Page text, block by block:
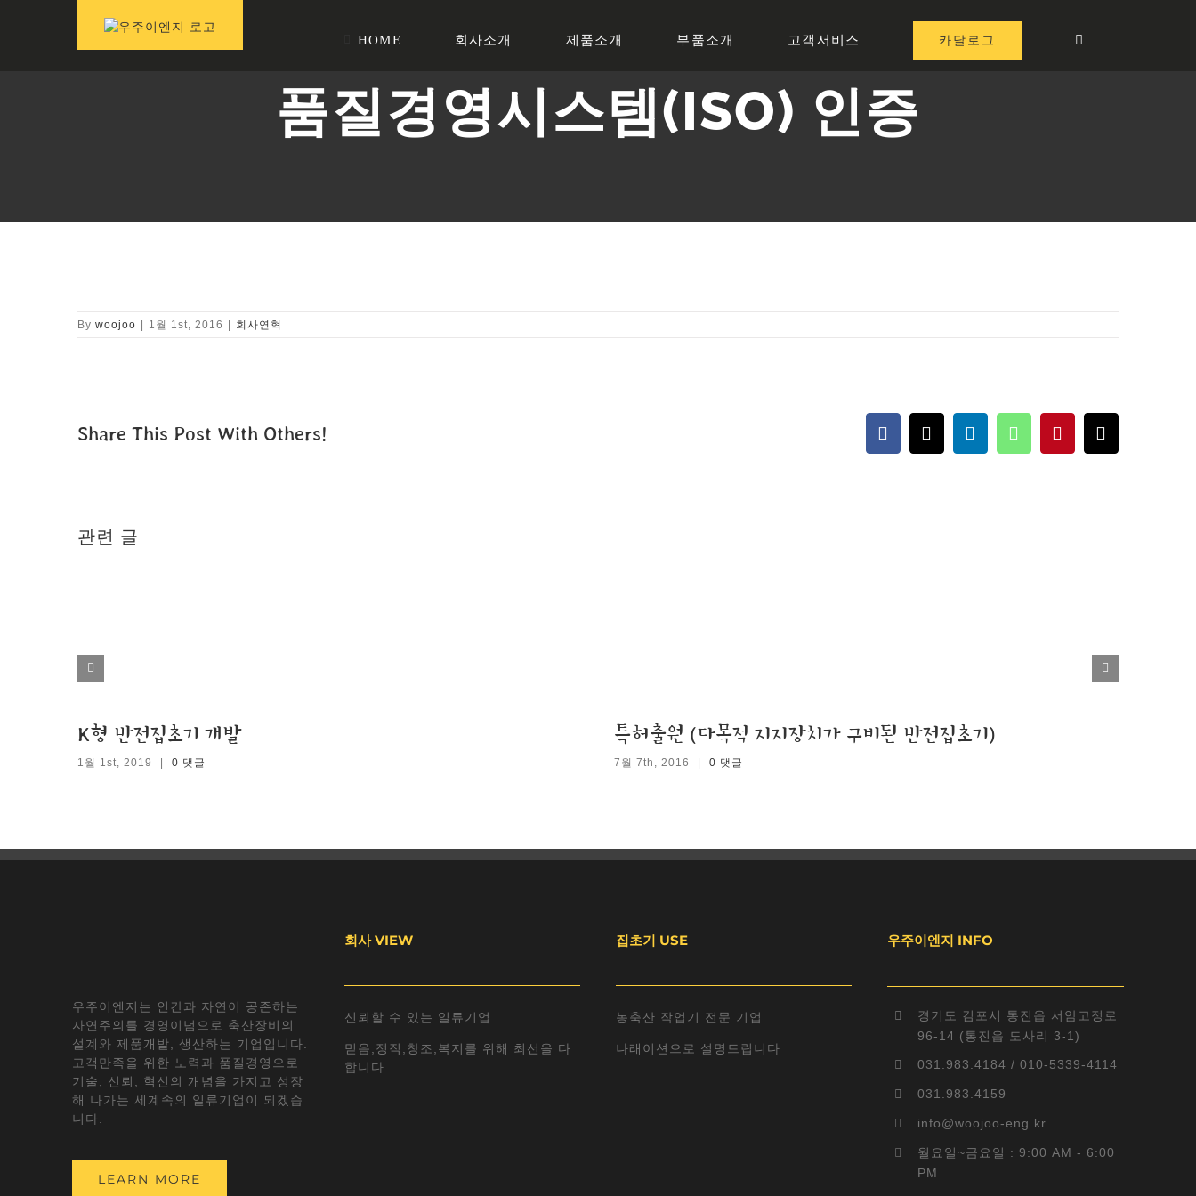
HOME 회사소개 제품소개 부품소개 고객서비스 카달로그
품질경영시스템(ISO) 인증
By woojoo 1월 1st, 2016 회사연혁
Share This Post With Others! Facebook
X LinkedInWhatsAppPinterest
이
메
관련 글
K형 반전집초기 개발
1월 1st, 2019 | 0 댓글
특허출원 (다목적 지지장치가 구비된 반전집초기)
7월 7th, 2016 | 0 댓글
우주이엔지는 인간과 자연이 공존하는
자연주의를 경영이념으로 축산장비의
설계와 제품개발, 생산하는 기업입니다.
고객만족을 위한 노력과 품질경영으로
기술, 신뢰, 혁신의 개념을 가지고 성장
해 나가는 세계속의 일류기업이 되겠습
니다.
LEARN MORE
회사 VIEW
신뢰할 수 있는 일류기업
믿음,정직,창조,복지를 위해 최선을 다
합니다
집초기 USE
농축산 작업기 전문 기업
나래이션으로 설명드립니다
우주이엔지 INFO
경기도 김포시 통진읍 서암고정로
96-14 (통진읍 도사리 3-1)
031.983.4184 / 010-5339-4114
031.983.4159
info@woojoo-eng.kr
월요일~금요일 : 9:00 AM - 6:00
PM